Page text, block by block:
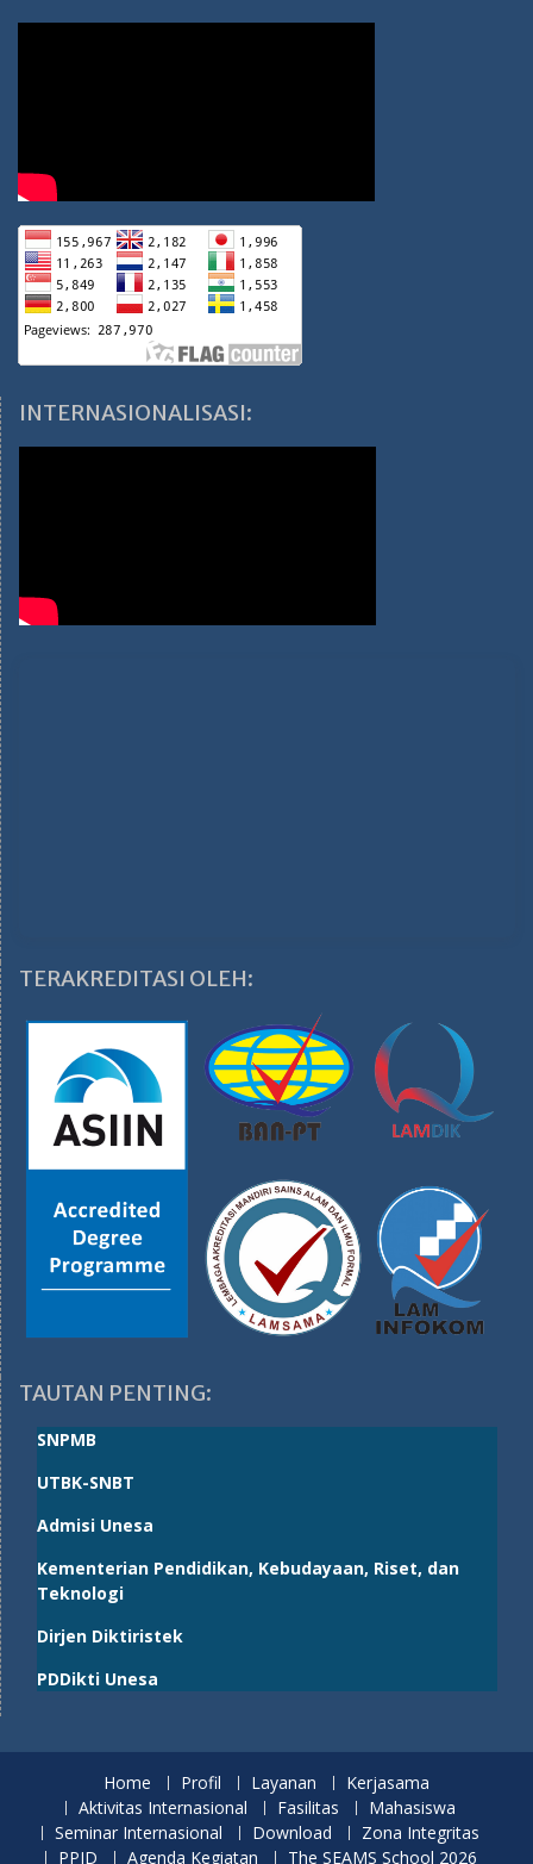
INTERNASIONALISASI:
TERAKREDITASI OLEH:
TAUTAN PENTING:
SNPMB
UTBK-SNBT
Admisi Unesa
Kementerian Pendidikan, Kebudayaan, Riset, dan
Teknologi
Dirjen Diktiristek
PDDikti Unesa
Home Profil Layanan
Kerjasama
Aktivitas Internasional
Fasilitas
Mahasiswa
Seminar Internasional
Download
Zona Integritas
PPID
Agenda Kegiatan The SEAMS School 2026